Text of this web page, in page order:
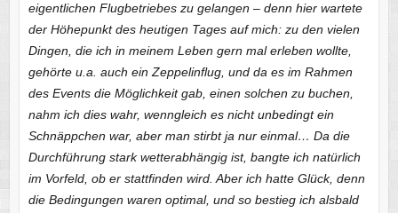
eigentlichen Flugbetriebes zu gelangen – denn hier wartete
der Höhepunkt des heutigen Tages auf mich: zu den vielen
Dingen, die ich in meinem Leben gern mal erleben wollte,
gehörte u.a. auch ein Zeppelinflug, und da es im Rahmen
des Events die Möglichkeit gab, einen solchen zu buchen,
nahm ich dies wahr, wenngleich es nicht unbedingt ein
Schnäppchen war, aber man stirbt ja nur einmal… Da die
Durchführung stark wetterabhängig ist, bangte ich natürlich
im Vorfeld, ob er stattfinden wird. Aber ich hatte Glück, denn
die Bedingungen waren optimal, und so bestieg ich alsbald